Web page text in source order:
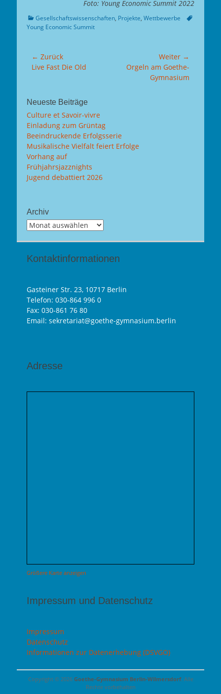
Foto: Young Economic Summit 2022
Kategorien
Gesellschaftswissenschaften, Projekte, Wettbewerbe
Tags
Young Economic Summit
Beitragsnavigation
← Zurück
Vorhergehender
Live Fast Die Old
Weiter →
Nächster
Orgeln am Goethe-
Gymnasium
Neueste Beiträge
Culture et Savoir-vivre
Einladung zum Grüntag
Beeindruckende Erfolgsserie
Musikalische Vielfalt feiert Erfolge
Vorhang auf
Frühjahrsjazznights
Jugend debattiert 2026
Archiv
Archiv
Kontaktinformationen
Gasteiner Str. 23, 10717 Berlin
Telefon: 030-864 996 0
Fax: 030-861 76 80
Email: sekretariat@goethe-gymnasium.berlin
Adresse
Größere Karte anzeigen
Impressum und Datenschutz
Impressum
Datenschutz
Informationen zur Datenerhebung (DSVGO)
Copyright © 2026 Goethe-Gymnasium Berlin-Wilmersdorf. Alle
Rechte vorbehalten